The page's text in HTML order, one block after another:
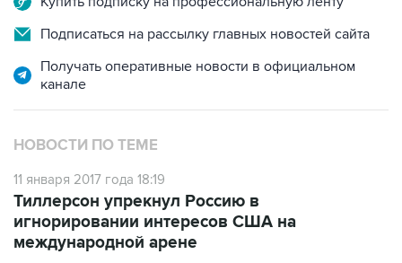
Получать оперативные новости в официальном
НОВОСТИ ПО ТЕМЕ
11 января 2017 года 18:19
игнорировании интересов США на
международной арене
11 января 2017 года 17:50